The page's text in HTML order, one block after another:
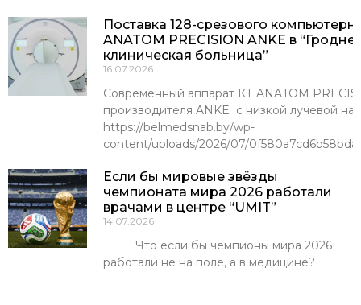
Поставка 128-срезового
ANATOM PRECISION ANKE в
клиническая больница”
16.07.2026
Современный аппарат КТ ANATOM
производителя ANKE с низкой лучевой
https://belmedsnab.by/wp-
content/uploads/2026/07/
Если бы мировые звёзды
чемпионата мира 2026 работали
врачами в центре “UMIT”
14.07.2026
Что если бы чемпионы мира 2026
работали не на поле, а в медицине?